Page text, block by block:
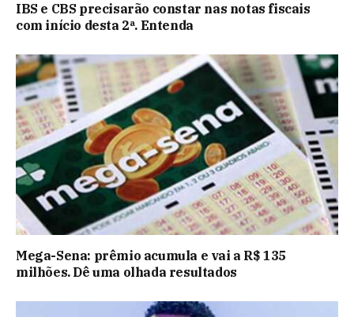
IBS e CBS precisarão constar nas notas fiscais
com início desta 2ª. Entenda
Mega-Sena: prêmio acumula e vai a R$ 135
milhões. Dê uma olhada resultados